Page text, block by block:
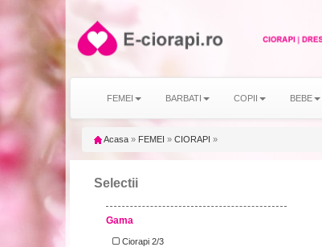
FEMEI BARBATI COPII BEBE
Acasa » FEMEI » CIORAPI »
Selectii
Gama
Ciorapi 2/3